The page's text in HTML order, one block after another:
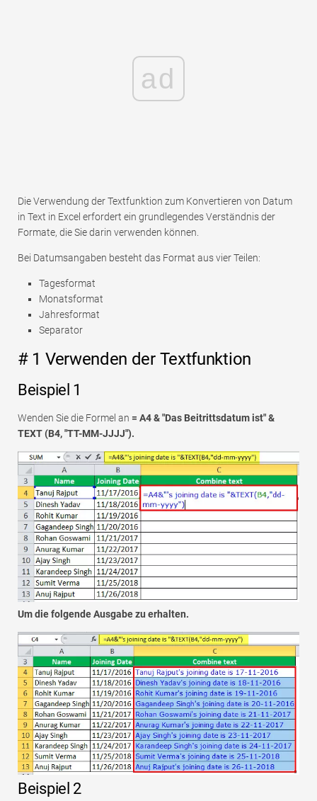
ad
Die Verwendung der Textfunktion zum Konvertieren von Datum
in Text in Excel erfordert ein grundlegendes Verständnis der
Formate, die Sie darin verwenden können.
Bei Datumsangaben besteht das Format aus vier Teilen:
Tagesformat
Monatsformat
Jahresformat
Separator
# 1 Verwenden der Textfunktion
Beispiel 1
Wenden Sie die Formel an = A4 & "Das Beitrittsdatum ist" &
TEXT (B4, "TT-MM-JJJJ").
Um die folgende Ausgabe zu erhalten.
Beispiel 2